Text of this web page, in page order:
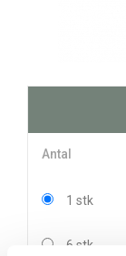
Antal
1 stk
6 stk